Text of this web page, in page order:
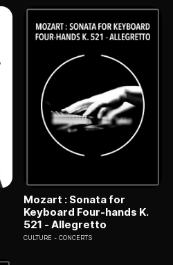
Mozart : Sonata for
Keyboard Four-hands K.
521 - Allegretto
CULTURE CONCERTS